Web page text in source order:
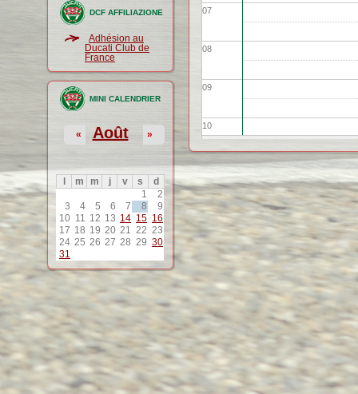
DCF AFFILIAZIONE
Adhésion au
Ducati Club de
France
MINI CALENDRIER
Août
« »
m m j v s
d
1
2
3
4 5 6 7 8
9
10 11 12 13 14 15 16
17 18 19 20 21 22 23
24 25 26 27 28 29 30
31
07
08
09
10
11
12
13
15